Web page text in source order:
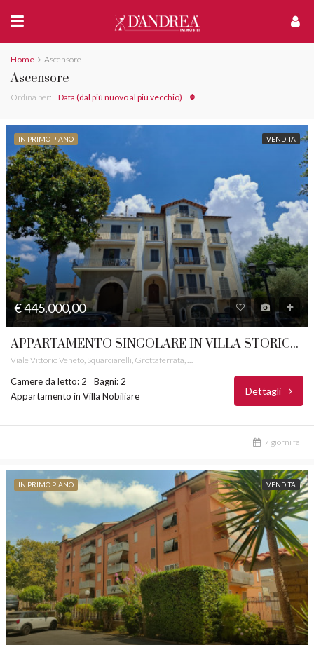
Home Ascensore
Ascensore
Ordina per: Data (dal più nuovo al più vecchio)
IN PRIMO PIANO VENDITA
€ 445.000,00
APPARTAMENTO SINGOLARE IN VILLA STORICA GROTTAFERRATA CASTELLI ROMANI RIF. 78
Viale Vittorio Veneto, Squarciarelli, Grottaferrata, Roma Capitale, Lazio, 00046, Italia
Camere da letto: 2
Bagni: 2
Appartamento in Villa Nobiliare
Dettagli
7 giorni fa
IN PRIMO PIANO VENDITA